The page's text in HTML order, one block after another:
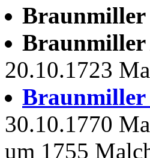
Braunmiller
20.10.1723
Braunmiller
30.10.1770
um 1755